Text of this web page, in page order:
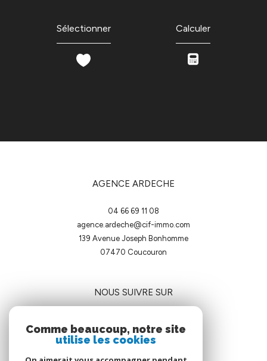
Sélectionner Calculer
AGENCE ARDECHE
04 66 69 11 08
agence.ardeche@cif-immo.com
139 Avenue Joseph Bonhomme
07470
coucouron
NOUS SUIVRE SUR
Comme beaucoup, notre site
utilise les cookies